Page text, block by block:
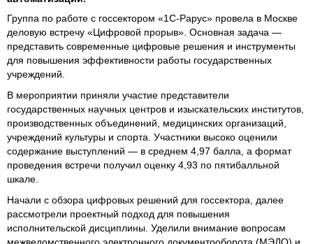
Группа по работе с госсектором «1С-Рарус» провела в Москве
деловую встречу «Цифровой прорыв». Основная задача —
представить современные цифровые решения и инструменты
для повышения эффективности работы государственных
учреждений.
В мероприятии приняли участие представители
государственных научных центров и изыскательских институтов,
производственных объединений, медицинских организаций,
учреждений культуры и спорта. Участники высоко оценили
содержание выступлений — в среднем 4,97 балла, а формат
проведения встречи получил оценку 4,93 по пятибалльной
шкале.
Начали с обзора цифровых решений для госсектора, далее
рассмотрели проектный подход для повышения
исполнительской дисциплины. Уделили внимание вопросам